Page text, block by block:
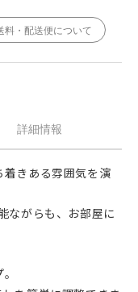
詳細情報
着きある雰囲気を演
ながらも、お部屋に
料・配送便について